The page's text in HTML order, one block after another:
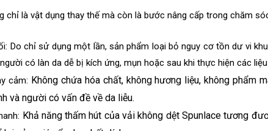
chỉ là vật dụng thay thế mà còn là bước nâng cấp trong chăm
Do chỉ sử dụng một lần, sản phẩm loại bỏ nguy cơ tồn dư vi
có làn da dễ bị kích ứng, mụn hoặc sau khi thực hiện các
cảm: Không chứa hóa chất, không hương liệu, không phẩm
và người có vấn đề về da liễu.
Khả năng thấm hút của vải không dệt Spunlace tương